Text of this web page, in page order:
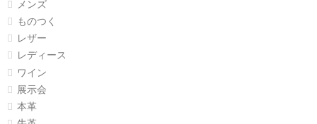
メンズ
ものつく
レザー
レディース
ワイン
展示会
本革